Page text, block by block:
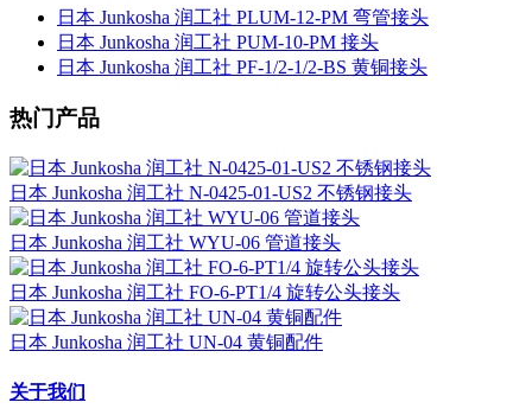
日本 Junkosha 润工社 PLUM-12-PM 弯管接头
日本 Junkosha 润工社 PUM-10-PM 接头
日本 Junkosha 润工社 PF-1/2-1/2-BS 黄铜接头
热门产品
日本 Junkosha 润工社 N-0425-01-US2 不锈钢接头
日本 Junkosha 润工社 WYU-06 管道接头
日本 Junkosha 润工社 FO-6-PT1/4 旋转公头接头
日本 Junkosha 润工社 UN-04 黄铜配件
关于我们